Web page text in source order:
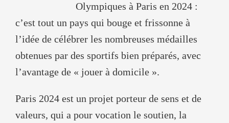
Olympiques à Paris en 2024 :
c’est tout un pays qui bouge et frissonne à
l’idée de célébrer les nombreuses médailles
obtenues par des sportifs bien préparés, avec
l’avantage de « jouer à domicile ».
Paris 2024 est un projet porteur de sens et de
valeurs, qui a pour vocation le soutien, la